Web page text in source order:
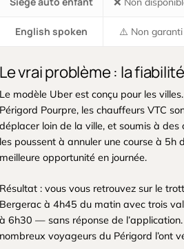
English spoken ⚠️ Non garanti
vrai problème : la
modèle Uber est conçu pour les
Pourpre, les chauffeurs VTC
loin de la ville, et soumis à des
poussent à annuler une course à 5h
opportunité en journée.
: vous vous retrouvez sur le
à 4h45 du matin avec trois
6h30 — sans réponse de
voyageurs du Périgord l’ont